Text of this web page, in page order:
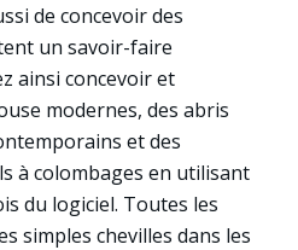
de concevoir des
un savoir-faire
ainsi concevoir et
modernes, des abris
et des
à colombages en utilisant
du logiciel. Toutes les
simples chevilles dans les